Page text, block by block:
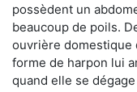
possèdent un
beaucoup de poils.
ouvrière domestique
forme de harpon lui
quand elle se